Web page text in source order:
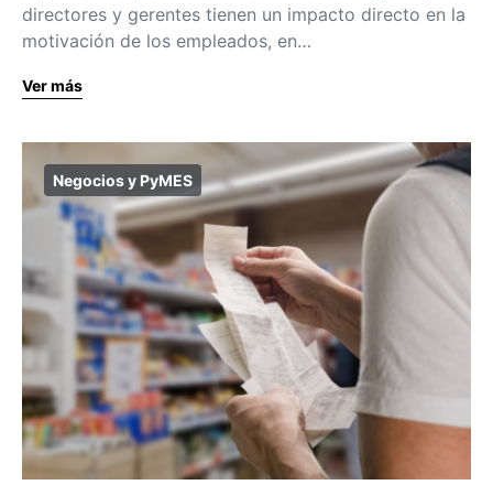
directores y gerentes tienen un impacto directo en la
motivación de los empleados, en…
Ver más
Negocios y PyMES